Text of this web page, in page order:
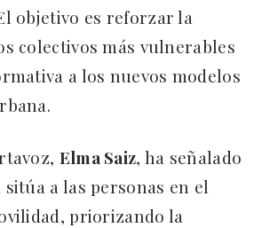
objetivo es reforzar la
colectivos más vulnerables
a los nuevos modelos
Elma Saiz, ha señalado
a las personas en el
priorizando la